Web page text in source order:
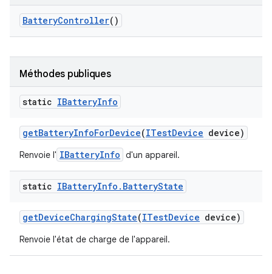
BatteryController()
Méthodes publiques
static IBatteryInfo
getBatteryInfoForDevice(ITestDevice device)
Renvoie l' IBatteryInfo d'un appareil.
static IBatteryInfo . BatteryState
getDeviceChargingState(ITestDevice device)
Renvoie l'état de charge de l'appareil.